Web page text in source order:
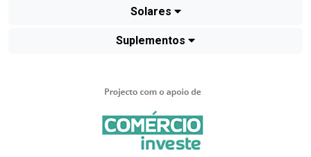
Solares
Suplementos